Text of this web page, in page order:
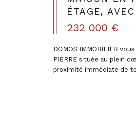
ÉTAGE,
232 000 €
DOMOS IMMOBILIER
PIERRE située au plein
proximité immédiate de